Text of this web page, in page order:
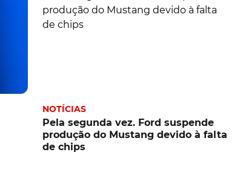
NOTÍCIAS
Pela segunda vez. Ford suspende
produção do Mustang devido à falta
de chips